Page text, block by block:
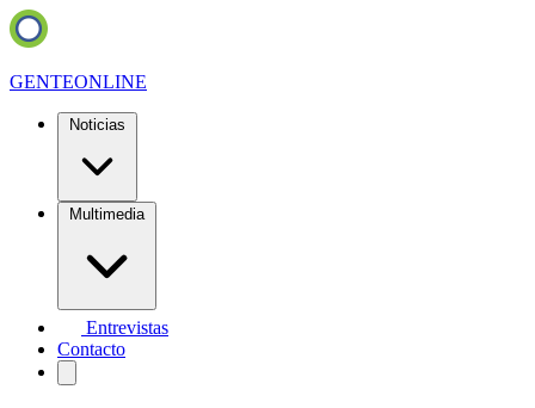
GENTEONLINE
Noticias
Multimedia
Entrevistas
Contacto